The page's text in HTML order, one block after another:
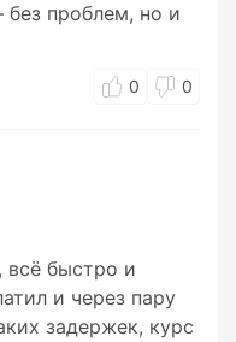
без проблем, но и
0 0
всё быстро и
и через пару
задержек, курс